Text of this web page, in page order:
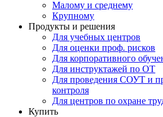
Малому и среднему
Крупному
Продукты и решения
Для учебных центров
Для оценки проф. рисков
Для корпоративного
Для инструктажей по ОТ
Для проведения СОУТ и
контроля
Для центров по охране
Купить